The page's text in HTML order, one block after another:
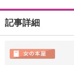
記事詳細